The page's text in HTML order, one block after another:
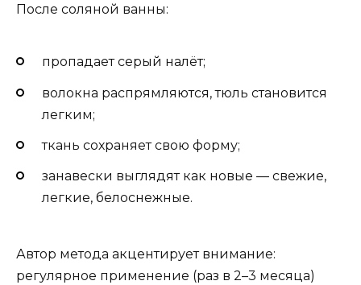
После соляной ванны:
пропадает серый налёт;
волокна распрямляются, тюль становится
легким;
ткань сохраняет свою форму;
занавески выглядят как новые — свежие,
легкие, белоснежные.
Автор метода акцентирует внимание:
регулярное применение (раз в 2–3 месяца)